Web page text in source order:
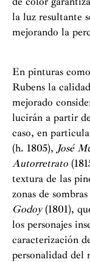
la luz resultante
mejorando la
En pinturas como
Rubens la
mejorado
lucirán a partir
caso, en
(h. 1805), José
Autorretrato
textura de las
zonas de
Godoy(1801),
los personajes
caracterización
personalidad del